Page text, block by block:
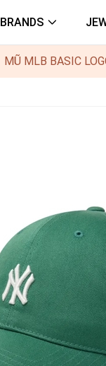
BRANDS
MŨ MLB BASIC